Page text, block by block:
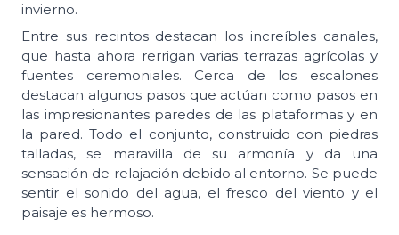
invierno.
Entre sus recintos destacan los increíbles canales,
que hasta ahora rerrigan varias terrazas agrícolas y
fuentes ceremoniales. Cerca de los escalones
destacan algunos pasos que actúan como pasos en
las impresionantes paredes de las plataformas y en
la pared. Todo el conjunto, construido con piedras
talladas, se maravilla de su armonía y da una
sensación de relajación debido al entorno. Se puede
sentir el sonido del agua, el fresco del viento y el
paisaje es hermoso.